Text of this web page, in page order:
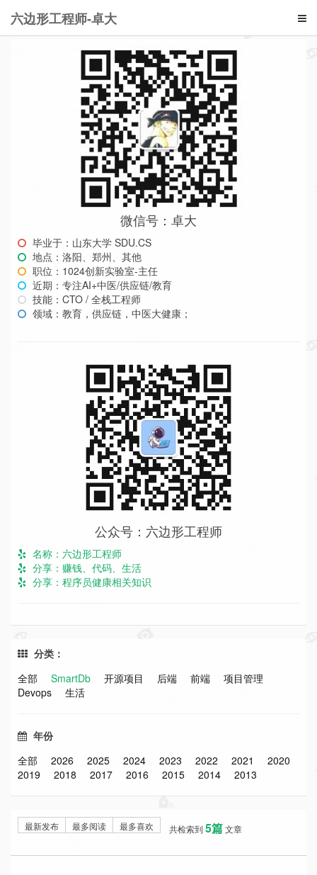
六边形工程师-卓大
微信号：卓大
毕业于：山东大学 SDU.CS
地点：洛阳、郑州、其他
职位：1024创新实验室-主任
近期：专注AI+中医/供应链/教育
技能：CTO / 全栈工程师
领域：教育，供应链，中医大健康；
公众号：六边形工程师
名称：六边形工程师
分享：赚钱、代码、生活
分享：程序员健康相关知识
分类：
全部
SmartDb 开源项目 后端 前端
项目管理
Devops
生活
年份
全部
2026 2025 2024 2023 2022 2021
2020
2019
2018 2017 2016 2015 2014 2013
最新发布 最多阅读 最多喜欢 共检索到 5篇文章